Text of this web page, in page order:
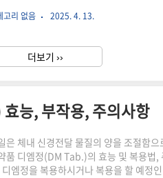
되어있는 의약품 전문정보를 바탕으로
니다.바이토린정10-10의 형태바이토
며, 밑의 그림과 같은 모양의 약품입니다.
고리 없음 2025. 4. 13.
더보기 ››
능, 부작용, 주의사항
은 체내 신경전달 물질의 양을 조절함
품 디엠정(DM Tab.)의 효능 및 복용법
디엠정을 복용하시거나 복용을 할 예정